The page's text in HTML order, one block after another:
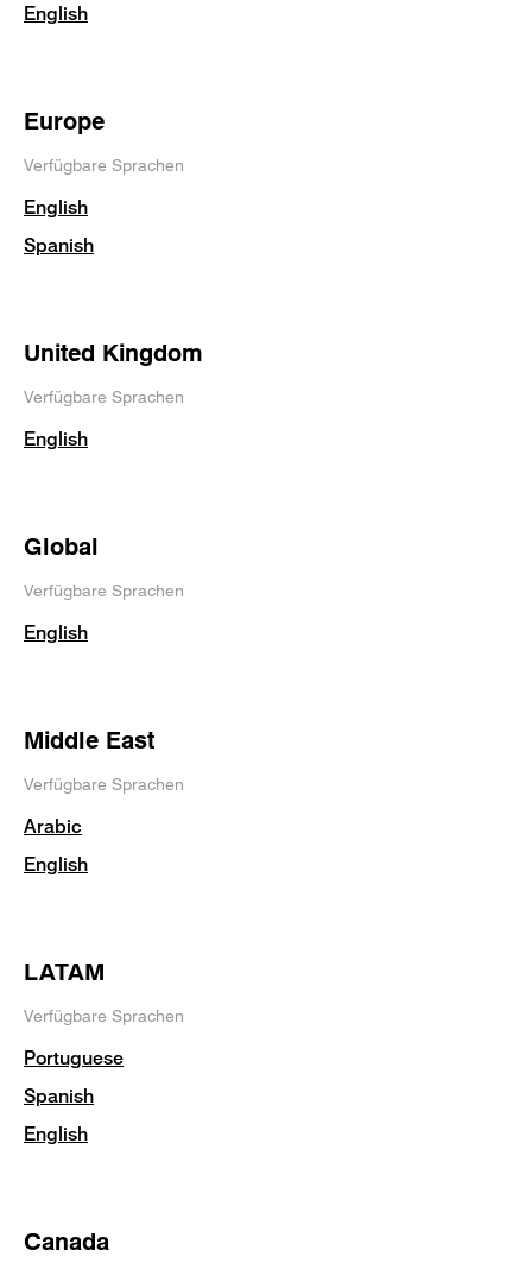
English
Europe
Verfügbare Sprachen
English
Spanish
United Kingdom
Verfügbare Sprachen
English
Global
Verfügbare Sprachen
English
Middle East
Verfügbare Sprachen
Arabic
English
LATAM
Verfügbare Sprachen
Portuguese
Spanish
English
Canada